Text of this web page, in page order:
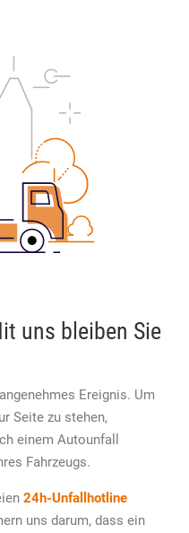
uns bleiben Sie
Ereignis. Um
Seite zu stehen,
einem Autounfall
Fahrzeugs.
24h-Unfallhotline
uns darum, dass ein